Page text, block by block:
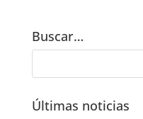
Buscar…
Últimas noticias